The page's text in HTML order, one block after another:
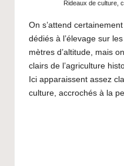
Rideaux de culture,
On s’attend
dédiés à l’élevage sur
mètres d’altitude, mais
clairs de l’agriculture
Ici apparaissent assez
culture, accrochés à la